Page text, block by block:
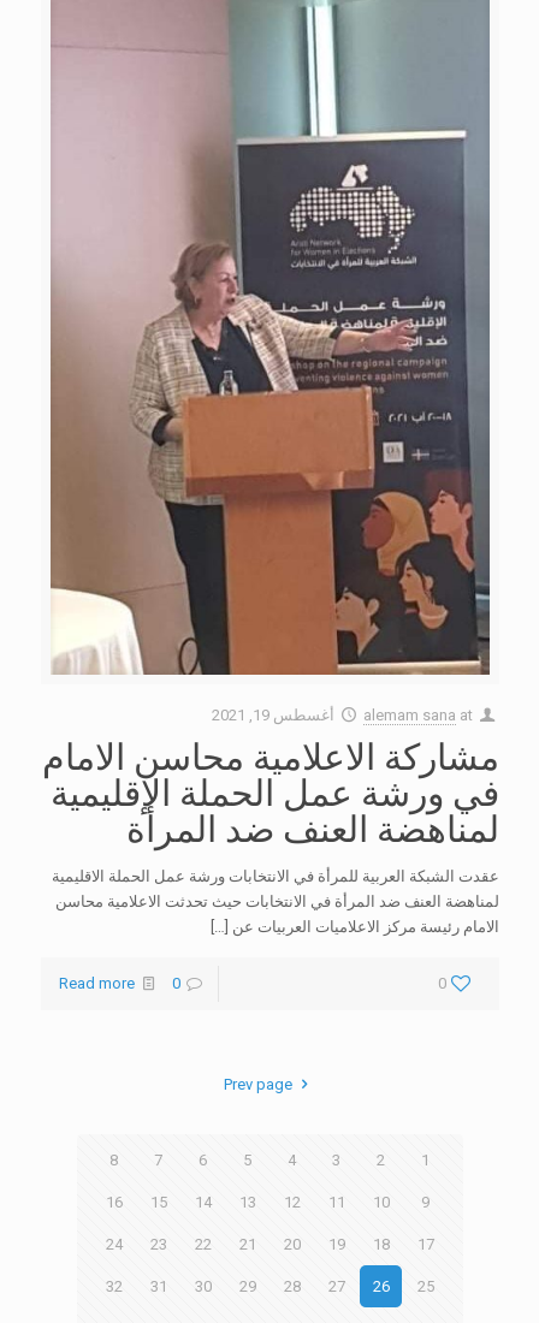
alemam sana at أغسطس 19, 2021
مشاركة الاعلامية محاسن الامام
في ورشة عمل الحملة الإقليمية
لمناهضة العنف ضد المرأة
عقدت الشبكة العربية للمرأة في الانتخابات ورشة عمل الحملة الاقليمية
لمناهضة العنف ضد المرأة في الانتخابات حيث تحدثت الاعلامية محاسن
الامام رئيسة مركز الاعلاميات العربيات عن […]
0
0
Read more
Prev page
1
2
3
4
5
6
7
8
9
10
11
12
13
14
15
16
17
18
19
20
21
22
23
24
25
26
27
28
29
30
31
32